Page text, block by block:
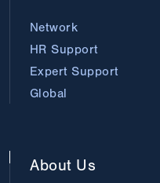
Network
HR Support
Expert Support
Global
About Us